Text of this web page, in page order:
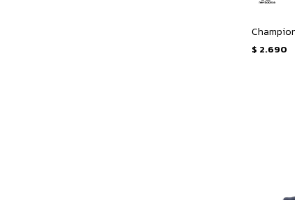
$ 2.690